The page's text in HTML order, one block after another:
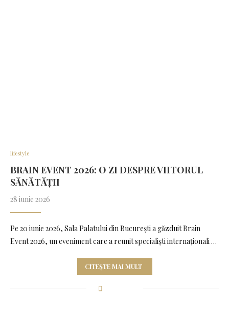
lifestyle
BRAIN EVENT 2026: O ZI DESPRE VIITORUL
SĂNĂTĂȚII
28 iunie 2026
Pe 20 iunie 2026, Sala Palatului din București a găzduit Brain
Event 2026, un eveniment care a reunit specialiști internaționali …
CITEȘTE MAI MULT